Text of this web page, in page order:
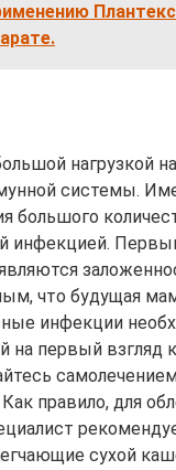
нагрузкой
системы.
большого
инфекцией.
что будущая
инфекции
на первый
правило, для
сухой